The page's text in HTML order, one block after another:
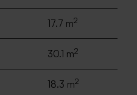
17.7 m2
30.1 m2
18.3 m2